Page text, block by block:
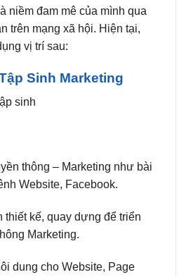
niềm đam mê của mình qua
trên mạng xã hội. Hiện tại,
vị trí sau:
Sinh Marketing
sinh
thông – Marketing như bài
Website, Facebook.
kế, quay dựng để triển
Marketing.
dung cho Website, Page